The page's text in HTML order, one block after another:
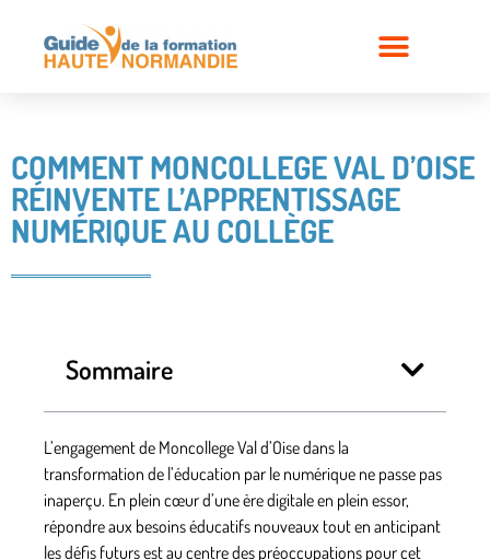
COMMENT MONCOLLEGE VAL D’OISE
RÉINVENTE L’APPRENTISSAGE
NUMÉRIQUE AU COLLÈGE
Sommaire
L’engagement de Moncollege Val d’Oise dans la
transformation de l’éducation par le numérique ne passe pas
inaperçu. En plein cœur d’une ère digitale en plein essor,
répondre aux besoins éducatifs nouveaux tout en anticipant
les défis futurs est au centre des préoccupations pour cet